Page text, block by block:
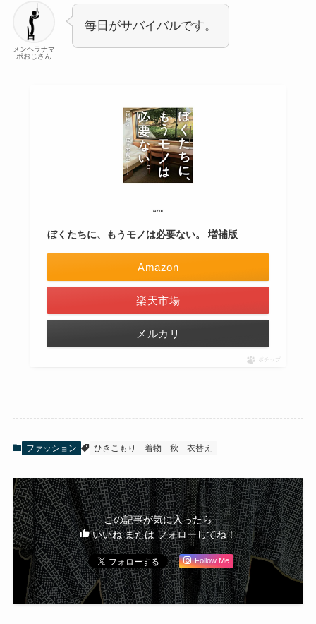
メンヘラナマ
ポおじさん
毎日がサバイバルです。
ぼくたちに、もうモノは必要ない。 増補版
Amazon
楽天市場
メルカリ
ポチップ
ファッション ひきこもり 着物 秋 衣替え
この記事が気に入ったら
いいね または フォローしてね！
Follow Me